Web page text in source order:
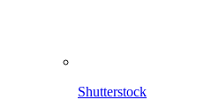
Shutterstock